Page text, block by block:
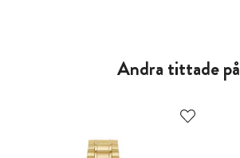
Andra tittade på